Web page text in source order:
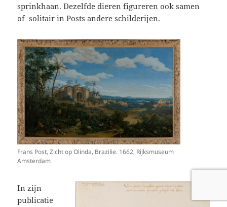
sprinkhaan. Dezelfde dieren figureren ook samen
of solitair in Posts andere schilderijen.
Frans Post, Zicht op Olinda, Brazilie. 1662, Rijksmuseum
Amsterdam
In zijn
publicatie